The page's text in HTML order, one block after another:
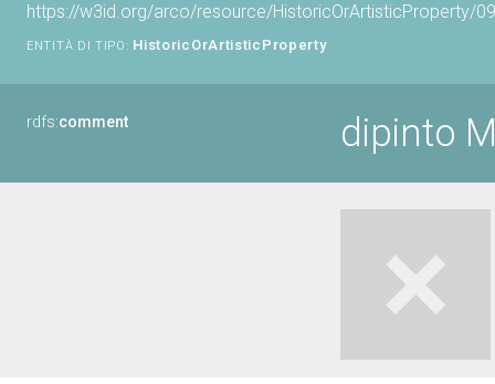
https://w3id.org/arco/resource/HistoricOrArtisticProperty/
ENTITÀ DI TIPO: HistoricOrArtisticProperty
rdfs:comment dipinto